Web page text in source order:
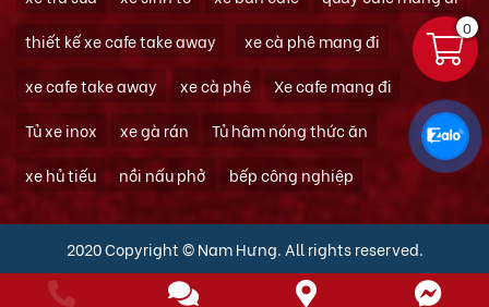
thiết kế xe cafe take away
xe cà phê mang đi
xe cafe take away
xe cà phê
Xe cafe mang đi
Tủ xe inox
xe gà rán
Tủ hâm nóng thức ăn
xe hủ tiếu
nồi nấu phở bếp công nghiệp
2020 Copyright © Nam Hưng. All rights reserved.
0